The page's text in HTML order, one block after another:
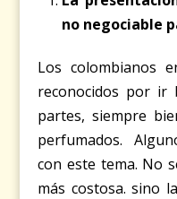
no negociable
Los colombianos
reconocidos por ir
partes, siempre
perfumados.
con este tema. No
más costosa. sino